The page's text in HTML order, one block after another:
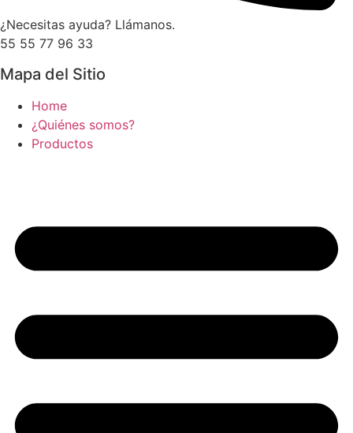
¿Necesitas ayuda? Llámanos.
55 55 77 96 33
Mapa del Sitio
Home
¿Quiénes somos?
Productos